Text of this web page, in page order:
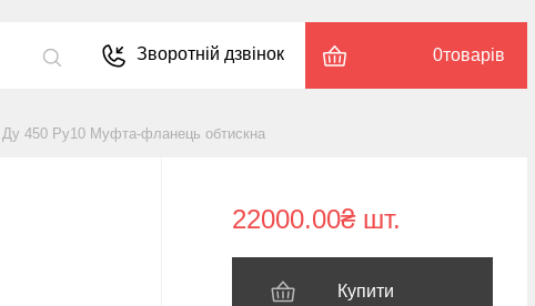
Зворотній дзвінок 0товарів
Ду 450 Ру10 Муфта-фланець обтискна
22000.00₴ шт.
Купити